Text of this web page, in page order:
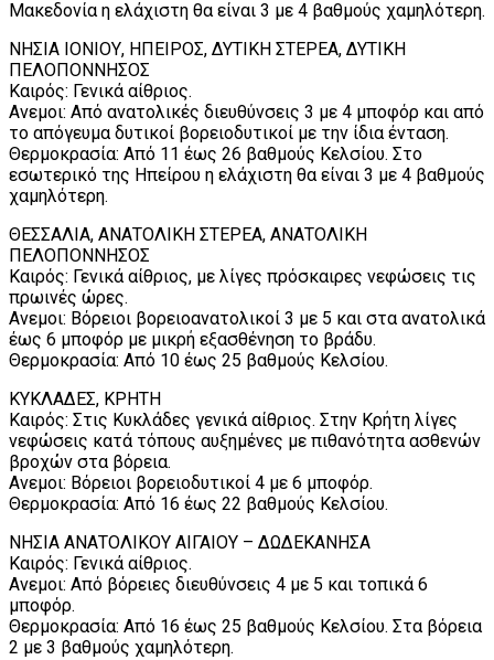
Μακεδονία η ελάχιστη θα είναι 3 με 4 βαθμούς χαμηλότερη.
ΝΗΣΙΑ ΙΟΝΙΟΥ, ΗΠΕΙΡΟΣ, ΔΥΤΙΚΗ ΣΤΕΡΕΑ, ΔΥΤΙΚΗ
ΠΕΛΟΠΟΝΝΗΣΟΣ
Καιρός: Γενικά αίθριος.
Ανεμοι: Από ανατολικές διευθύνσεις 3 με 4 μποφόρ και από
το απόγευμα δυτικοί βορειοδυτικοί με την ίδια ένταση.
Θερμοκρασία: Από 11 έως 26 βαθμούς Κελσίου. Στο
εσωτερικό της Ηπείρου η ελάχιστη θα είναι 3 με 4 βαθμούς
χαμηλότερη.
ΘΕΣΣΑΛΙΑ, ΑΝΑΤΟΛΙΚΗ ΣΤΕΡΕΑ, ΑΝΑΤΟΛΙΚΗ
ΠΕΛΟΠΟΝΝΗΣΟΣ
Καιρός: Γενικά αίθριος, με λίγες πρόσκαιρες νεφώσεις τις
πρωινές ώρες.
Ανεμοι: Βόρειοι βορειοανατολικοί 3 με 5 και στα ανατολικά
έως 6 μποφόρ με μικρή εξασθένηση το βράδυ.
Θερμοκρασία: Από 10 έως 25 βαθμούς Κελσίου.
ΚΥΚΛΑΔΕΣ, ΚΡΗΤΗ
Καιρός: Στις Κυκλάδες γενικά αίθριος. Στην Κρήτη λίγες
νεφώσεις κατά τόπους αυξημένες με πιθανότητα ασθενών
βροχών στα βόρεια.
Ανεμοι: Βόρειοι βορειοδυτικοί 4 με 6 μποφόρ.
Θερμοκρασία: Από 16 έως 22 βαθμούς Κελσίου.
ΝΗΣΙΑ ΑΝΑΤΟΛΙΚΟΥ ΑΙΓΑΙΟΥ – ΔΩΔΕΚΑΝΗΣΑ
Καιρός: Γενικά αίθριος.
Ανεμοι: Από βόρειες διευθύνσεις 4 με 5 και τοπικά 6
μποφόρ.
Θερμοκρασία: Από 16 έως 25 βαθμούς Κελσίου. Στα βόρεια
2 με 3 βαθμούς χαμηλότερη.